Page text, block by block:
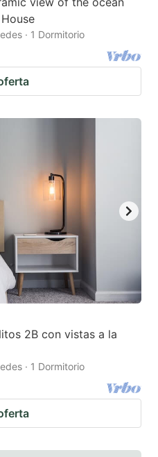
· 1 Dormitorio
2B con vistas a la
· 1 Dormitorio